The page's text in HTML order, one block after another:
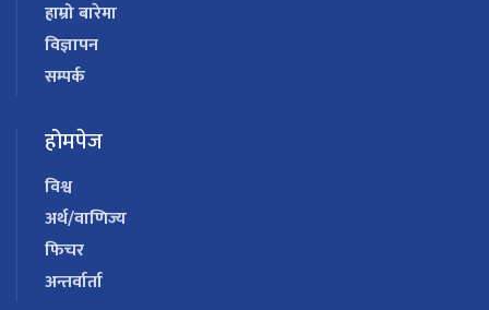
हाम्रो बारेमा
विज्ञापन
सम्पर्क
होमपेज
विश्व
अर्थ/वाणिज्य
फिचर
अन्तर्वार्ता